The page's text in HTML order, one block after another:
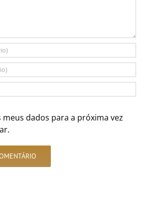
dados para a próxima vez